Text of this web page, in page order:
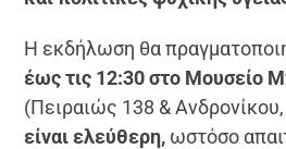
Η εκδήλωση θα
έως τις 12:30 στο Μουσείο
(Πειραιώς 138 &
είναι ελεύθερη, ωστόσο